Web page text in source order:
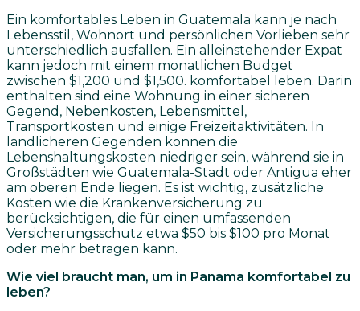
Ein komfortables Leben in Guatemala kann je nach
Lebensstil, Wohnort und persönlichen Vorlieben sehr
unterschiedlich ausfallen. Ein alleinstehender Expat
kann jedoch mit einem monatlichen Budget
zwischen $1,200 und $1,500. komfortabel leben. Darin
enthalten sind eine Wohnung in einer sicheren
Gegend, Nebenkosten, Lebensmittel,
Transportkosten und einige Freizeitaktivitäten. In
ländlicheren Gegenden können die
Lebenshaltungskosten niedriger sein, während sie in
Großstädten wie Guatemala-Stadt oder Antigua eher
am oberen Ende liegen. Es ist wichtig, zusätzliche
Kosten wie die Krankenversicherung zu
berücksichtigen, die für einen umfassenden
Versicherungsschutz etwa $50 bis $100 pro Monat
oder mehr betragen kann.
Wie viel braucht man, um in Panama komfortabel zu
leben?